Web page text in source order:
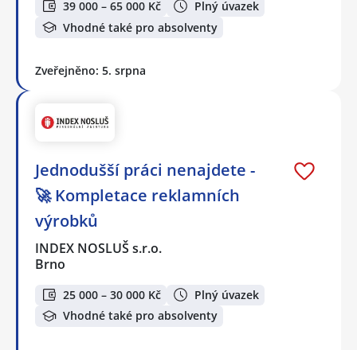
39 000 – 65 000 Kč
Plný úvazek
Vhodné také pro absolventy
Zveřejněno: 5. srpna
Jednodušší práci nenajdete -
🚀 Kompletace reklamních
výrobků
INDEX NOSLUŠ s.r.o.
Brno
25 000 – 30 000 Kč
Plný úvazek
Vhodné také pro absolventy